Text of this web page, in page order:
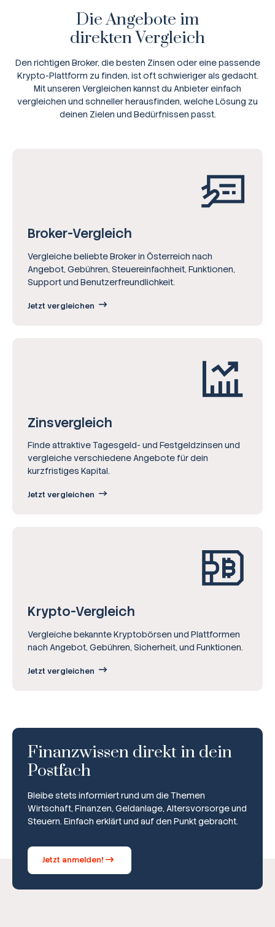
Die Angebote im
direkten Vergleich
Den richtigen Broker, die besten Zinsen oder eine passende
Krypto-Plattform zu finden, ist oft schwieriger als gedacht.
Mit unseren Vergleichen kannst du Anbieter einfach
vergleichen und schneller herausfinden, welche Lösung zu
deinen Zielen und Bedürfnissen passt.
Broker-Vergleich
Vergleiche beliebte Broker in Österreich nach
Angebot, Gebühren, Steuereinfachheit, Funktionen,
Support und Benutzerfreundlichkeit.
Jetzt vergleichen
Zinsvergleich
Finde attraktive Tagesgeld- und Festgeldzinsen und
vergleiche verschiedene Angebote für dein
kurzfristiges Kapital.
Jetzt vergleichen
Krypto-Vergleich
Vergleiche bekannte Kryptobörsen und Plattformen
nach Angebot, Gebühren, Sicherheit, und Funktionen.
Jetzt vergleichen
Finanzwissen direkt in dein
Postfach
Bleibe stets informiert rund um die Themen
Wirtschaft, Finanzen, Geldanlage, Altersvorsorge und
Steuern. Einfach erklärt und auf den Punkt gebracht.
Jetzt anmelden!